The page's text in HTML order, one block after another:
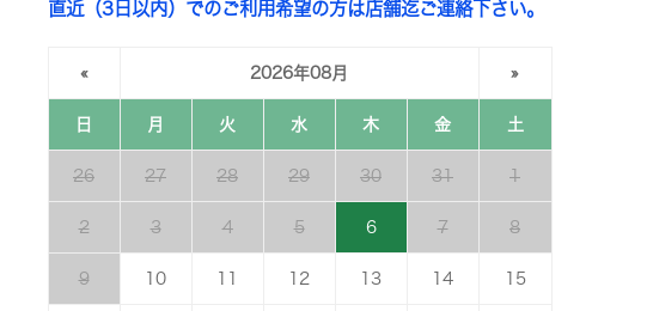
直近（3日以内）でのご利用希望の方は店舗迄ご連絡下さい。
« 2026年08月 »
日 月 火 水 木 金 土
26 27 28 29 30 31 1
2 3 4 5 6 7 8
9 10 12 13 14 15